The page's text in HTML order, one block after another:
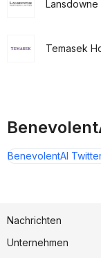
Lansdowne
Temasek
BenevolentAI
Nachrichten
Unternehmen